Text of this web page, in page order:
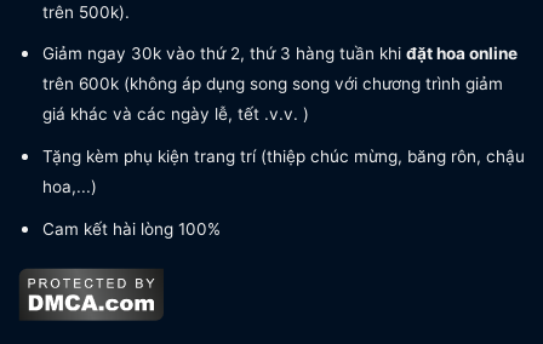
trên 500k).
Giảm ngay 30k vào thứ 2, thứ 3 hàng tuần khi đặt hoa online
trên 600k (không áp dụng song song với chương trình giảm
giá khác và các ngày lễ, tết .v.v. )
Tặng kèm phụ kiện trang trí (thiệp chúc mừng, băng rôn, chậu
hoa,...)
Cam kết hài lòng 100%